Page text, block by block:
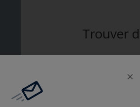
Trouver